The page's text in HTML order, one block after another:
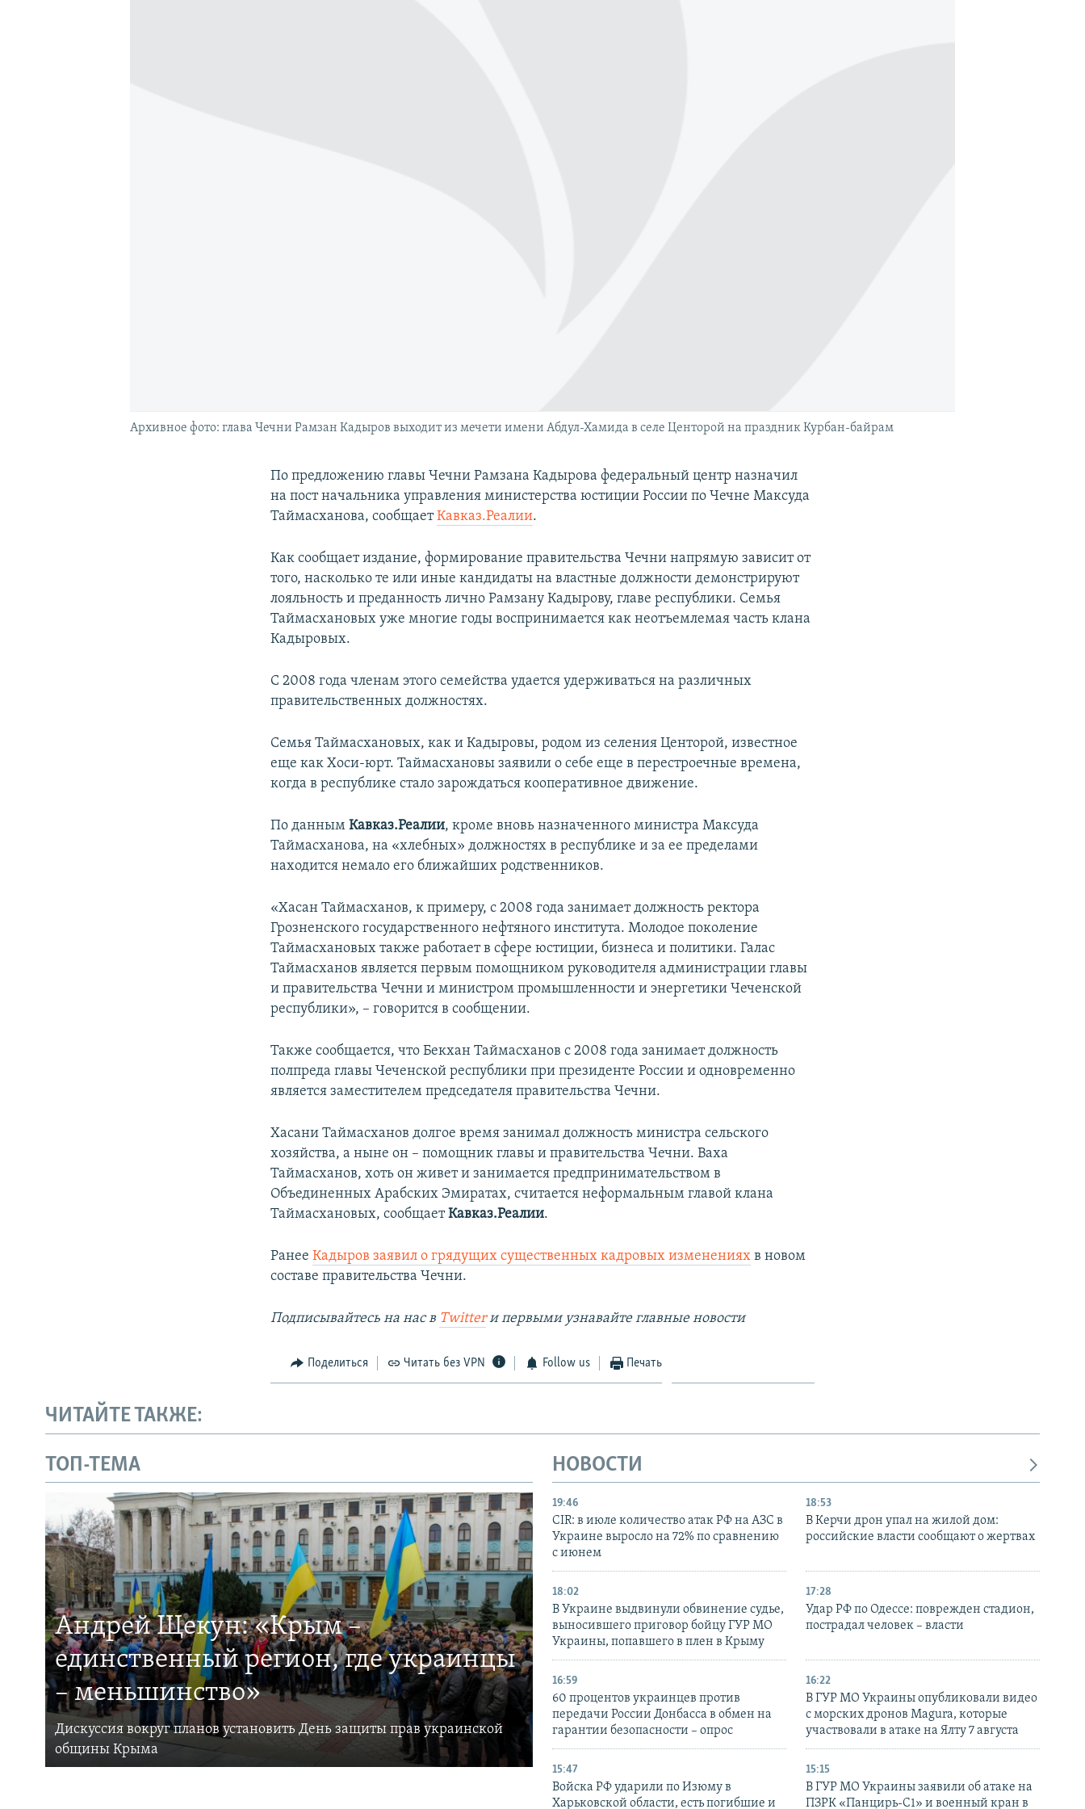
Архивное фото: глава Чечни Рамзан Кадыров выходит из мечети имени Абдул-Хамида в селе Центорой на праздник Курбан-байрам
По предложению главы Чечни Рамзана Кадырова федеральный центр назначил
на пост начальника управления министерства юстиции России по Чечне Максуда
Таймасханова, сообщаетКавказ.Реалии.
Как сообщает издание, формирование правительства Чечни напрямую зависит от
того, насколько те или иные кандидаты на властные должности демонстрируют
лояльность и преданность лично Рамзану Кадырову, главе республики. Семья
Таймасхановых уже многие годы воспринимается как неотъемлемая часть клана
Кадыровых.
С 2008 года членам этого семейства удается удерживаться на различных
правительственных должностях.
Семья Таймасхановых, как и Кадыровы, родом из селения Центорой, известное
еще как Хоси-юрт. Таймасхановы заявили о себе еще в перестроечные времена,
когда в республике стало зарождаться кооперативное движение.
По даннымКавказ.Реалии, кроме вновь назначенного министра Максуда
Таймасханова, на «хлебных» должностях в республике и за ее пределами
находится немало его ближайших родственников.
«Хасан Таймасханов, к примеру, с 2008 года занимает должность ректора
Грозненского государственного нефтяного института. Молодое поколение
Таймасхановых также работает в сфере юстиции, бизнеса и политики. Галас
Таймасханов является первым помощником руководителя администрации главы
и правительства Чечни и министром промышленности и энергетики Чеченской
республики», – говорится в сообщении.
Также сообщается, что Бекхан Таймасханов с 2008 года занимает должность
полпреда главы Чеченской республики при президенте России и одновременно
является заместителем председателя правительства Чечни.
Хасани Таймасханов долгое время занимал должность министра сельского
хозяйства, а ныне он – помощник главы и правительства Чечни. Ваха
Таймасханов, хоть он живет и занимается предпринимательством в
Объединенных Арабских Эмиратах, считается неформальным главой клана
Таймасхановых, сообщаетКавказ.Реалии.
РанееКадыров заявил о грядущих существенных кадровых изменениях в новом
составе правительства Чечни.
Подписывайтесь на наc в Twitterи первыми узнавайте главные новости
Поделиться Читать без VPN Follow us Печать
ЧИТАЙТЕ ТАКЖЕ:
ТОП-ТЕМА
Андрей Щекун: «Крым –
единственный регион, где украинцы
– меньшинство»
Дискуссия вокруг планов установить День защиты прав украинской
общины Крыма
НОВОСТИ
19:46
CIR: в июле количество атак РФ на АЗС в
Украине выросло на 72% по сравнению
с июнем
18:53
В Керчи дрон упал на жилой дом:
российские власти сообщают о жертвах
18:02
В Украине выдвинули обвинение судье,
выносившего приговор бойцу ГУР МО
Украины, попавшего в плен в Крыму
17:28
Удар РФ по Одессе: поврежден стадион,
пострадал человек – власти
16:59
60 процентов украинцев против
передачи России Донбасса в обмен на
гарантии безопасности – опрос
16:22
В ГУР МО Украины опубликовали видео
с морских дронов Magura, которые
участвовали в атаке на Ялту 7 августа
15:47
Войска РФ ударили по Изюму в
Харьковской области, есть погибшие и
15:15
В ГУР МО Украины заявили об атаке на
ПЗРК «Панцирь-С1» и военный кран в